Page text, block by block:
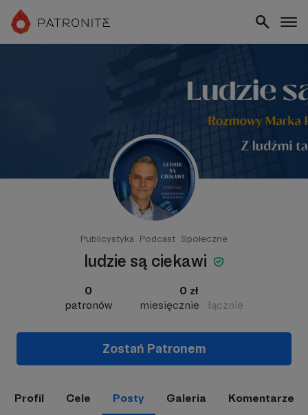
Publicystyka Podcast Społeczne
ludzie są ciekawi
0
patronów
0 zł
miesięcznie
łącznie
Zostań Patronem
Profil Cele Posty Galeria Komentarze